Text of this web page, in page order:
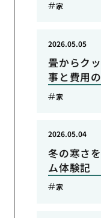
家
畳からク
事と費用
2026.05.05
家
冬の寒さ
ム体験記
2026.05.04
家